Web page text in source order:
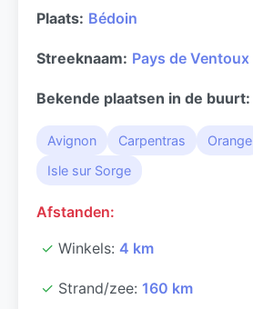
Plaats: Bédoin
Streeknaam: Pays de Ventoux
Bekende plaatsen in de buurt:
Avignon Carpentras Orange
Isle sur Sorge
Afstanden:
✓ Winkels: 4 km
✓ Strand/zee: 160 km